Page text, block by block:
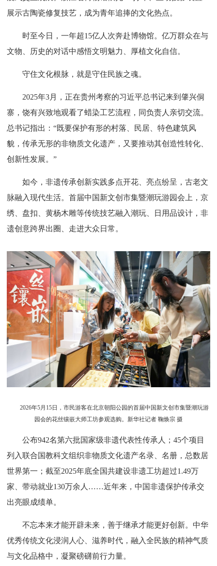
展示古陶瓷修复技艺，成为青年追捧的文化热点。
时至今日，一年超15亿人次奔赴博物馆。亿万群众在与
文物、历史的对话中感悟文明魅力、厚植文化自信。
守住文化根脉，就是守住民族之魂。
2025年3月，正在贵州考察的习近平总书记来到肇兴侗
寨，饶有兴致地观看了蜡染工艺流程，同负责人亲切交流。
总书记指出：“既要保护有形的村落、民居、特色建筑风
貌，传承无形的非物质文化遗产，又要推动其创造性转化、
创新性发展。”
如今，非遗传承创新实践多点开花、亮点纷呈，古老文
脉融入现代生活。首届中国新文创市集暨潮玩游园会上，京
绣、盘扣、黄杨木雕等传统技艺融入潮玩、日用品设计，非
遗创意跨界出圈、走进大众日常。
2026年5月15日，市民游客在北京朝阳公园的首届中国新文创市集暨潮玩游
园会的花丝镶嵌大师工坊参观选购。新华社记者 鞠焕宗 摄
公布942名第六批国家级非遗代表性传承人；45个项目
列入联合国教科文组织非物质文化遗产名录、名册，总数居
世界第一；截至2025年底全国共建设非遗工坊超过1.49万
家、带动就业130万余人……近年来，中国非遗保护传承交
出亮眼成绩单。
不忘本来才能开辟未来，善于继承才能更好创新。中华
优秀传统文化浸润人心、滋养时代，融入全民族的精神气质
与文化品格中，凝聚磅礴前行力量。